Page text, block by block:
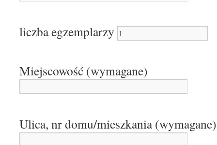
liczba egzemplarzy
Miejscowość (wymagane)
Ulica, nr domu/mieszkania (wymagane)